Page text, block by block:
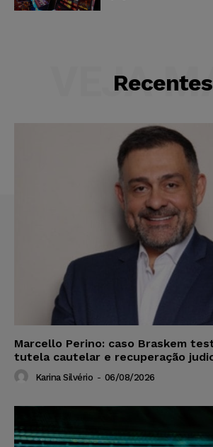
Recentes
VEJA
Marcello Perino: caso Braskem
tutela cautelar e recuperação
Karina Silvério - 06/08/2026